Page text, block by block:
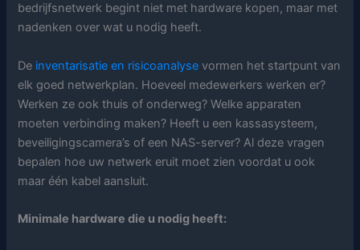
bedrijfsnetwerk begint niet met hardware kopen, maar met
nadenken over wat u nodig heeft.
De inventarisatie en risicoanalyse vormen het startpunt van
elk goed netwerkplan. Hoeveel medewerkers werken er?
Werken ze ook thuis of onderweg? Welke apparaten
moeten verbinding maken? Heeft u een kassasysteem,
beveiligingscamera’s of een NAS-server? Al deze vragen
bepalen hoe uw netwerk eruit moet zien voordat u ook
maar één kabel aansluit.
Minimale hardware die u nodig heeft: